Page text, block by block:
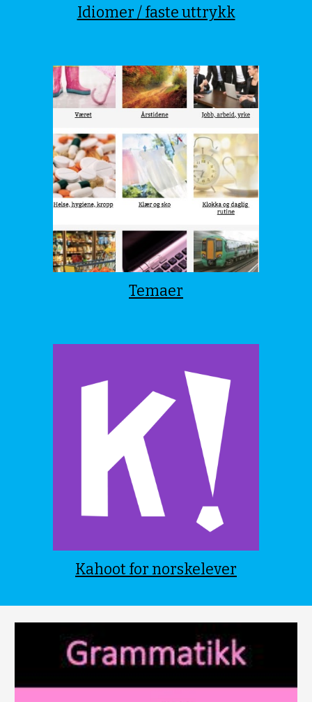
Idiomer / faste uttrykk
Temaer
Kahoot for norskelever